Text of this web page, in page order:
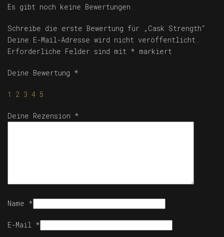
Es gibt noch keine Bewertungen.
Schreibe die erste Bewertung für „Cask Strength“
Deine E-Mail-Adresse wird nicht veröffentlicht.
Erforderliche Felder sind mit * markiert
Deine Bewertung *
1 2 3 4 5
Deine Rezension *
Name *
E-Mail *